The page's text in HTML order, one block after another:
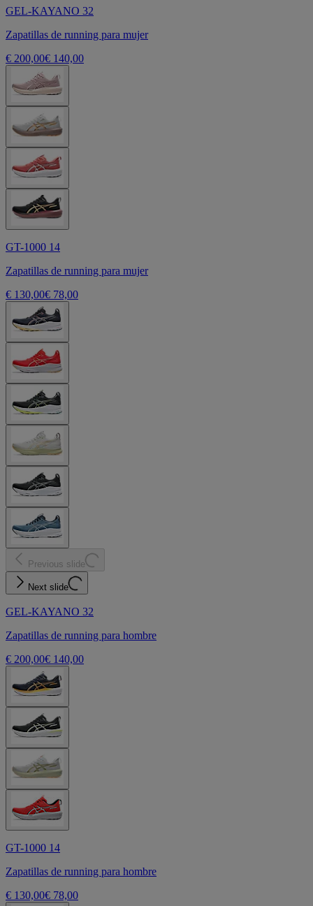
GEL-KAYANO 32
Zapatillas de running para mujer
€ 200,00€ 140,00
GT-1000 14
Zapatillas de running para mujer
€ 130,00€ 78,00
Previous slide
Next slide
GEL-KAYANO 32
Zapatillas de running para hombre
€ 200,00€ 140,00
GT-1000 14
Zapatillas de running para hombre
€ 130,00€ 78,00